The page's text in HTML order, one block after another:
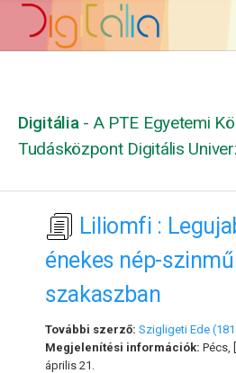
Digitália - A PTE Egyetemi
Tudásközpont Digitális
Liliomfi :
énekes nép-
szakaszban
További szerző: Szigligeti Ede
Megjelenítési információk: Pécs,
április 21.